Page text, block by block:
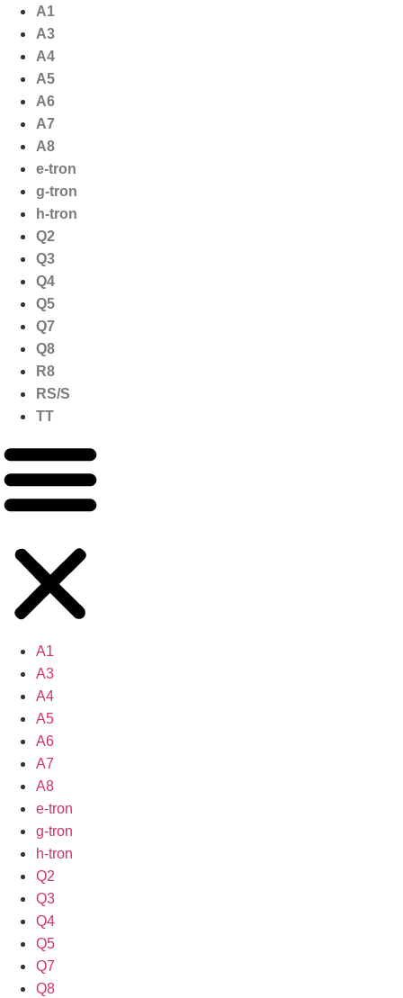
naar
inhoud
A1
A3
A4
A5
A6
A7
A8
e-tron
g-tron
h-tron
Q2
Q3
Q4
Q5
Q7
Q8
R8
RS/S
TT
A1
A3
A4
A5
A6
A7
A8
e-tron
g-tron
h-tron
Q2
Q3
Q4
Q5
Q7
Q8